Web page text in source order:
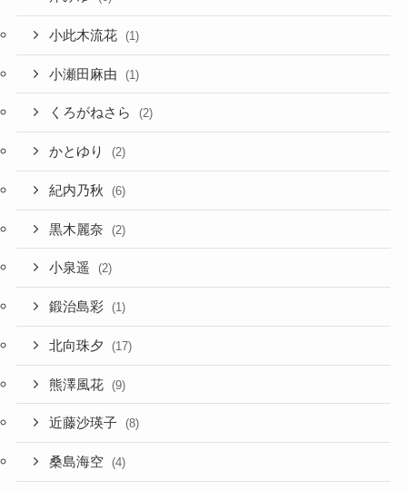
小此木流花 (1)
小瀬田麻由 (1)
くろがねさら (2)
かとゆり (2)
紀内乃秋 (6)
黒木麗奈 (2)
小泉遥 (2)
鍛治島彩 (1)
北向珠夕 (17)
熊澤風花 (9)
近藤沙瑛子 (8)
桑島海空 (4)